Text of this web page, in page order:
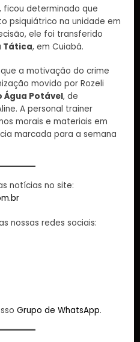
ficou determinado que
psiquiátrico na unidade em
ele foi transferido
Tática, em Cuiabá.
a motivação do crime
movido por Rozeli
Água Potável, de
A personal trainer
morais e materiais em
marcada para a semana
notícias no site:
nossas redes sociais:
Grupo de WhatsApp.